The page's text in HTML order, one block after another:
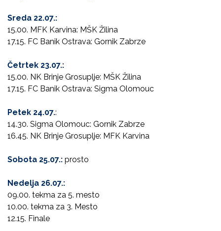
Sreda 22.07.:
15.00. MFK Karvina: MŠK Žilina
17.15. FC Banik Ostrava: Gornik Zabrze
Četrtek 23.07.:
15.00. NK Brinje Grosuplje: MŠK Žilina
17.15. FC Banik Ostrava: Sigma Olomouc
Petek 24.07.:
14.30. Sigma Olomouc: Gornik Zabrze
16.45. NK Brinje Grosuplje: MFK Karvina
Sobota 25.07.: prosto
Nedelja 26.07.:
09.00. tekma za 5. mesto
10.00. tekma za 3. Mesto
12.15. Finale